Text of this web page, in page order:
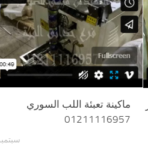
ماكينة تعبئة اللب السوري
01211116957
سبتمبر 14,